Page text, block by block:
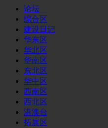
论坛
综合区
建设日记
华东区
华北区
华南区
东北区
华中区
西南区
西北区
港澳台
拓展区